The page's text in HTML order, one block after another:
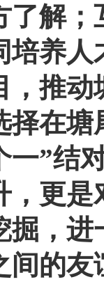
了解；
培养
，推
择在塘
一”结
，更是
掘，进
间的友